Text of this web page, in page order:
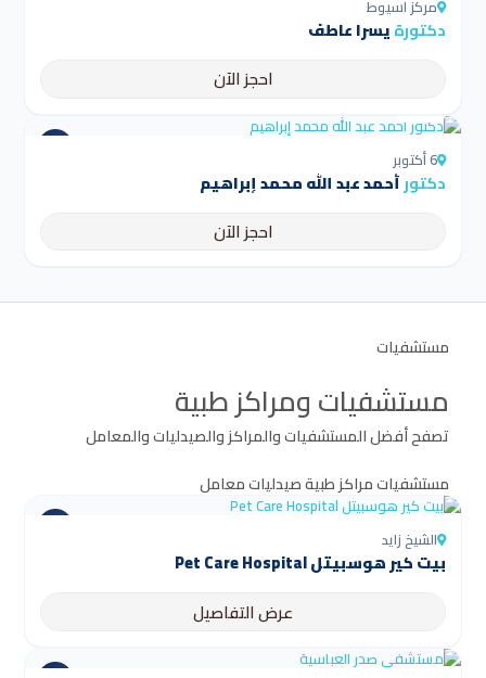
مركز اسيوط
دكتورةيسرا عاطف
احجز الآن
6 أكتوبر
دكتورأحمد عبد الله محمد إبراهيم
احجز الآن
مستشفيات
مستشفيات ومراكز طبية
تصفح أفضل المستشفيات والمراكز والصيدليات والمعامل
مستشفياتمراكز طبيةصيدلياتمعامل
الشيخ زايد
بيت كير هوسبيتل Pet Care Hospital
عرض التفاصيل